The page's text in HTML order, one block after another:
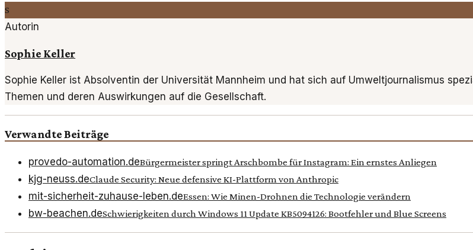
S
Autorin
Sophie Keller
Sophie Keller ist Absolventin der Universität Mannheim und hat sich auf Umweltjournalismus
Themen und deren Auswirkungen auf die Gesellschaft.
Verwandte Beiträge
provedo-automation.deBürgermeister springt Arschbombe für Instagram: Ein ernstes Anliegen
kjg-neuss.deClaude Security: Neue defensive KI-Plattform von Anthropic
mit-sicherheit-zuhause-leben.deEssen: Wie Minen-Drohnen die Technologie verändern
bw-beachen.deSchwierigkeiten durch Windows 11 Update KB5094126: Bootfehler und Blue Screens